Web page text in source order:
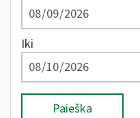
Iki
Paieška